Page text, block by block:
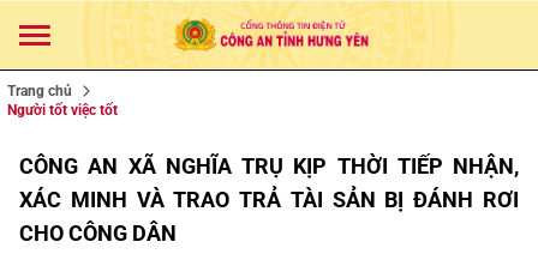
Trang chủ
Người tốt việc tốt
CÔNG AN XÃ NGHĨA TRỤ KỊP THỜI TIẾP NHẬN,
XÁC MINH VÀ TRAO TRẢ TÀI SẢN BỊ ĐÁNH RƠI
CHO CÔNG DÂN